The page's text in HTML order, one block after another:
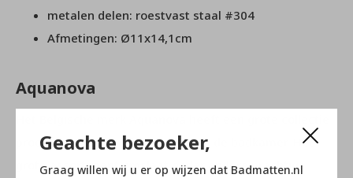
Geachte bezoeker,
Graag willen wij u er op wijzen dat Badmatten.nl
metalen delen: roestvast staal #304
Afmetingen: Ø11x14,1cm
Aquanova
producten die geschikt zijn voor in de badkamer. Het
grote assortiment omslaat onder andere prachtige